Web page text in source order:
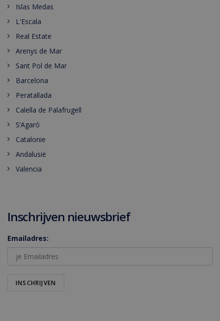
Islas Medas
L'Escala
Real Estate
Arenys de Mar
Sant Pol de Mar
Barcelona
Peratallada
Calella de Palafrugell
S’Agaró
Catalonie
Andalusië
Valencia
Inschrijven nieuwsbrief
Emailadres: